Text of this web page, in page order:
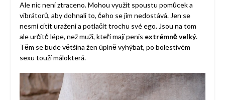
Ale nic není ztraceno. Mohou využít spoustu pomůcek a
vibrátorů, aby dohnali to, čeho se jim nedostává. Jen se
nesmí cítit uraženi a potlačit trochu své ego. Jsou na tom
ale určitě lépe, než muži, kteří mají penis extrémně velký.
Těm se bude většina žen úplně vyhýbat, po bolestivém
sexu touží málokterá.